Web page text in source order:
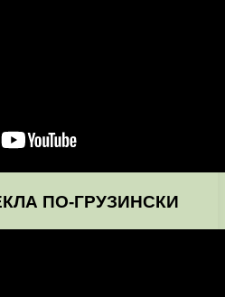
ПО-ГРУЗИНСКИ